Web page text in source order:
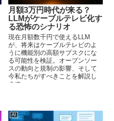
月額3万円時代が来る？
LLMがケーブルテレビ化す
る恐怖のシナリオ
現在月額数千円で使えるLLM
が、将来はケーブルテレビのよ
うに機能別の高額サブスクにな
る可能性を検証。オープンソー
スの動向と規制の影響、そして
今私たちがすべきことを解説し
ます。
AI